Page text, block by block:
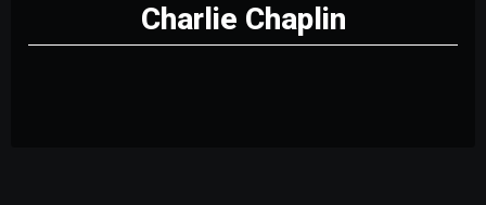
Charlie Chaplin